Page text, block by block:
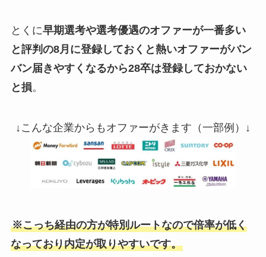
とくに早期選考や選考優遇のオファーが一番多い
と評判の8月に登録しておくと熱いオファーがバン
バン届きやすくなるから28卒は登録しておかない
と損。
↓こんな企業からもオファーがきます（一部例）↓
※こっち経由の方が特別ルートなので倍率が低く
なっており内定が取りやすいです。